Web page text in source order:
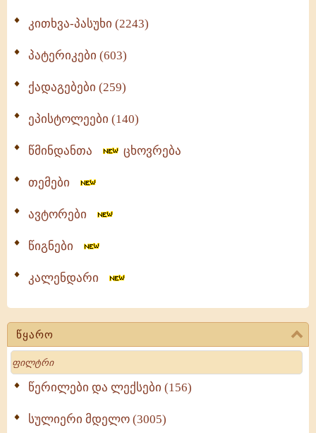
კითხვა-პასუხი (2243)
პატერიკები (603)
ქადაგებები (259)
ეპისტოლეები (140)
წმინდანთა ცხოვრება
თემები
ავტორები
წიგნები
კალენდარი
წყარო
Search
წერილები და ლექსები (156)
სულიერი მდელო (3005)